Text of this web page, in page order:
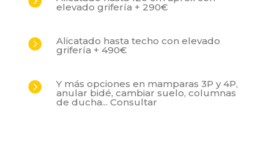
elevado grifería + 290€
 Alicatado hasta techo con elevado
grifería + 490€
 Y más opciones en mamparas 3P y 4P,
anular bidé, cambiar suelo, columnas
de ducha... Consultar